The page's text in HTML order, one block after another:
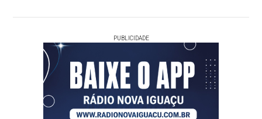
PUBLICIDADE